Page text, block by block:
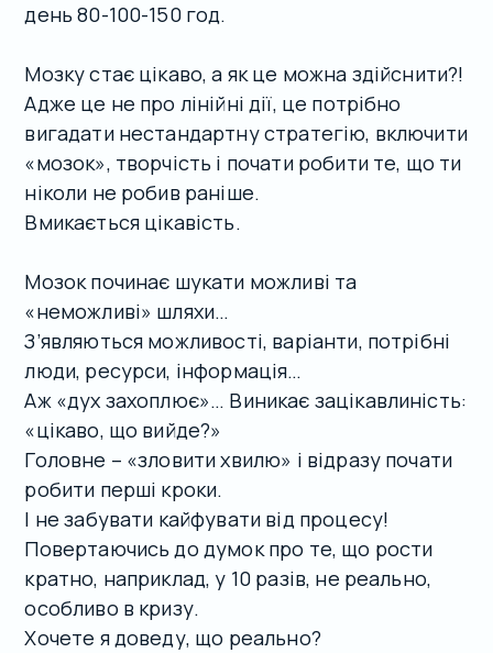
день 80-100-150 год.
Мозку стає цікаво, а як це можна здійснити?!
Адже це не про лінійні дії, це потрібно
вигадати нестандартну стратегію, включити
«мозок», творчість і почати робити те, що ти
ніколи не робив раніше.
Вмикається цікавість.
Мозок починає шукати можливі та
«неможливі» шляхи…
З’являються можливості, варіанти, потрібні
люди, ресурси, інформація…
Аж «дух захоплює»… Виникає зацікавлиність:
«цікаво, що вийде?»
Головне – «зловити хвилю» і відразу почати
робити перші кроки.
І не забувати кайфувати від процесу!
Повертаючись до думок про те, що рости
кратно, наприклад, у 10 разів, не реально,
особливо в кризу.
Хочете я доведу, що реально?